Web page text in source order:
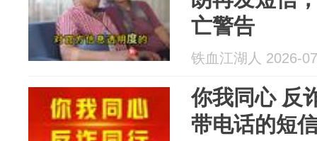
亡警告
铁血江湖人 2026-
你我同心 反
带电话的短